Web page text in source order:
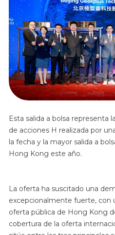
Esta salida a bolsa representa
de acciones H realizada por
la fecha y la mayor salida a
Hong Kong este año.
La oferta ha suscitado una
excepcionalmente fuerte, con
oferta pública de Hong Kong
cobertura de la oferta